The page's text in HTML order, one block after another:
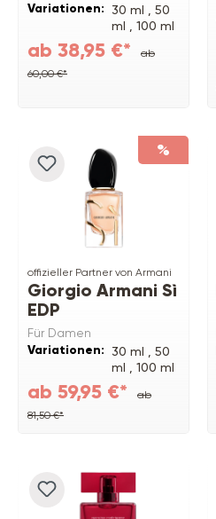
Variationen: 30 ml , 50
ml , 100 ml
ab 38,95 €*
ab
60,00 €*
%
offizieller Partner von Armani
Giorgio Armani Sì
EDP
Für Damen
Variationen: 30 ml , 50
ml , 100 ml
ab 59,95 €*
ab
81,50 €*